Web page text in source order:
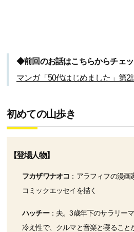
◆前回のお話はこちらからチェ
マンガ「50代はじめました」第2
初めての山歩き
【登場人物】
フカザワナオコ ：アラフィフの漫
コミックエッセイを描く
ハッチー：夫。3歳年下のサラリー
冷え性で、クルマと音楽と寝ること